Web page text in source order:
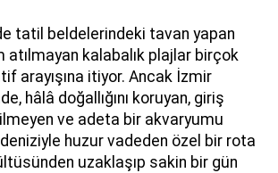
tatil beldelerindeki tavan yapan
atılmayan kalabalık plajlar birçok
arayışına itiyor. Ancak İzmir
hâlâ doğallığını koruyan, giriş
ve adeta bir akvaryumu
huzur vadeden özel bir rota
uzaklaşıp sakin bir gün